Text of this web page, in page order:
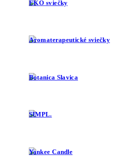
EKO sviečky
Aromaterapeutické sviečky
Botanica Slavica
SIMPL.
Yankee Candle